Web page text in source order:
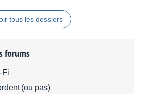
tous les dossiers
forums
Fi
(ou pas)